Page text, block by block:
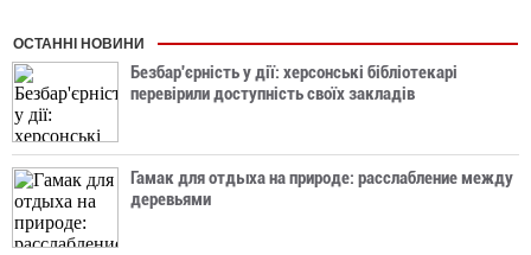
ОСТАННІ НОВИНИ
Безбар'єрність у дії: херсонські бібліотекарі
перевірили доступність своїх закладів
Гамак для отдыха на природе: расслабление между
деревьями